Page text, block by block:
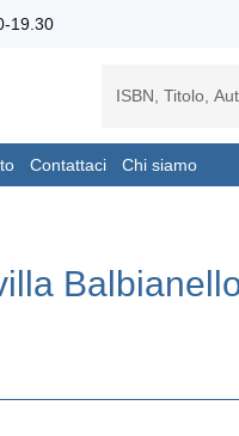
19.30
Contattaci Chi siamo